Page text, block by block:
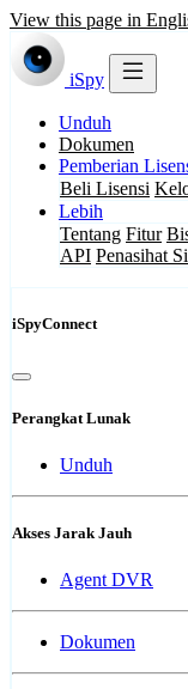
View this page in
iSpy
Unduh
Dokumen
Pemberian
Beli Lisensi
Lebih
Tentang Fitur
API Penasihat
iSpyConnect
Perangkat Lunak
Unduh
Akses Jarak Jauh
Agent DVR
Dokumen